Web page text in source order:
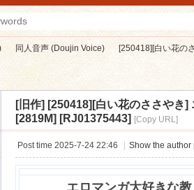
同人音声 (Doujin Voice)
›
[250418][白い花の
[旧作] [250418][白い花のささやき
[2819M] [RJ01375443] [Copy URL]
Post time 2025-7-24 22:46 Show the author
エロマンガ大好きな